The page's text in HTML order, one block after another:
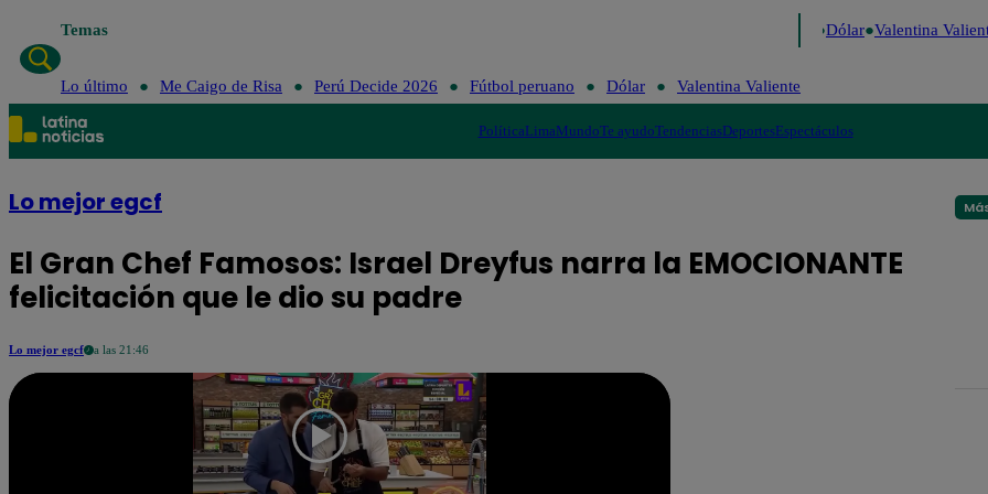
Temas Dólar Valentina
Lo último Me Caigo de Risa Perú Decide 2026 Fútbol peruano Dólar Valentina Valiente
PolíticaLimaMundoTe ayudoTendenciasDeportesEspectáculos
Lo mejor egcf
El Gran Chef Famosos: Israel Dreyfus narra la EMOCIONANTE
felicitación que le dio su padre
Lo mejor egcf a las 21:46